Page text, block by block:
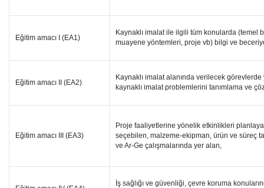
Eğitim amacı I (EA1)
Kaynaklı imalat ile ilgili tüm konularda (temel
muayene yöntemleri, proje vb) bilgi ve
Eğitim amacı II (EA2)
Kaynaklı imalat alanında verilecek
kaynaklı imalat problemlerini tanımlama ve
Eğitim amacı III (EA3)
Proje faaliyetlerine yönelik etkinlikleri
seçebilen, malzeme-ekipman, ürün ve süreç
ve Ar-Ge çalışmalarında yer alan,
İş sağlığı ve güvenliği, çevre koruma